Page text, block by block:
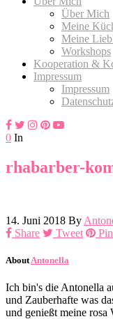
Über Mich
Meine
Meine
Workshops
Kooperation &
Impressum
Impressum
0 In
rhabarber-
14. Juni 2018 By
Share
Tweet
About Antonella
Ich bin's die Antonella
und Zauberhafte was
und genießt meine